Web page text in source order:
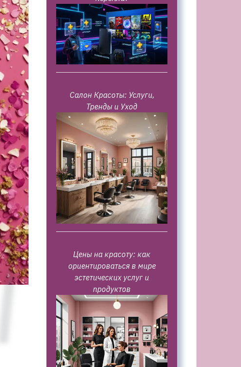
Салон Красоты: Услуги,
Тренды и Уход
Цены на красоту: как
ориентироваться в мире
эстетических услуг и
продуктов